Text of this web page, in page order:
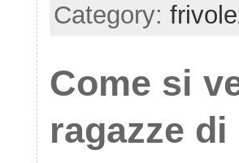
Category:
Come si
ragazze